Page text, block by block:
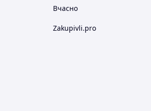
Вчасно
Zakupivli.pro